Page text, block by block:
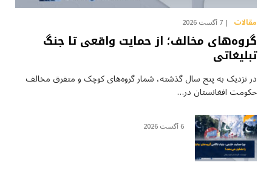
مقالات 7 آگست 2026
گروه‌های مخالف؛ از حمایت واقعی تا جنگ
تبلیغاتی
در نزدیک به پنج سال گذشته، شمار گروه‌های کوچک و متفرق مخالف
حکومت افغانستان در…
6 آگست 2026